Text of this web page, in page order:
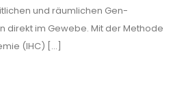
und räumlichen Gen-
direkt im Gewebe. Mit der Methode
(IHC) […]